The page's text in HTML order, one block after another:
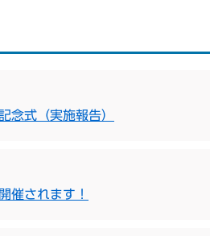
念式（実施報告）
催されます！